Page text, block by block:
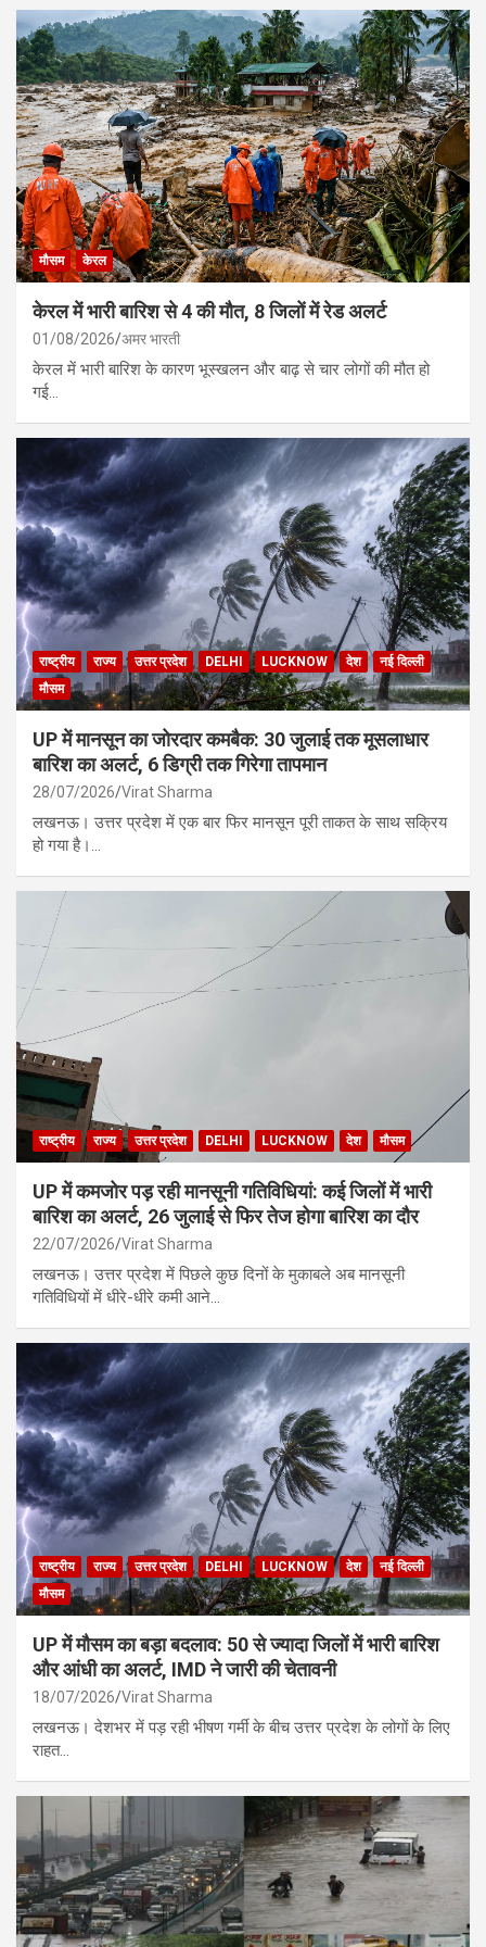
मौसम केरल
केरल में भारी बारिश से 4 की मौत, 8 जिलों में रेड अलर्ट
01/08/2026 अमर भारती
केरल में भारी बारिश के कारण भूस्खलन और बाढ़ से चार लोगों की मौत हो
गई…
राष्ट्रीय राज्य उत्तर प्रदेश DELHI LUCKNOW देश
नई दिल्ली
मौसम
UP में मानसून का जोरदार कमबैक: 30 जुलाई तक मूसलाधार
बारिश का अलर्ट, 6 डिग्री तक गिरेगा तापमान
28/07/2026 Virat Sharma
लखनऊ। उत्तर प्रदेश में एक बार फिर मानसून पूरी ताकत के साथ सक्रिय
हो गया है।…
राष्ट्रीय राज्य उत्तर प्रदेश DELHI LUCKNOW देश मौसम
UP में कमजोर पड़ रही मानसूनी गतिविधियां: कई जिलों में भारी
बारिश का अलर्ट, 26 जुलाई से फिर तेज होगा बारिश का दौर
22/07/2026 Virat Sharma
लखनऊ। उत्तर प्रदेश में पिछले कुछ दिनों के मुकाबले अब मानसूनी
गतिविधियों में धीरे-धीरे कमी आने…
राष्ट्रीय राज्य उत्तर प्रदेश DELHI LUCKNOW देश
नई दिल्ली
मौसम
UP में मौसम का बड़ा बदलाव: 50 से ज्यादा जिलों में भारी बारिश
और आंधी का अलर्ट, IMD ने जारी की चेतावनी
18/07/2026 Virat Sharma
लखनऊ। देशभर में पड़ रही भीषण गर्मी के बीच उत्तर प्रदेश के लोगों के लिए
राहत…